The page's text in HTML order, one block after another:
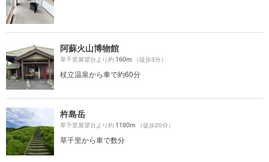
阿蘇火山博物館
草千里展望台より約160m （徒歩3分）
杖立温泉から車で約60分
杵島岳
草千里展望台より約1180m （徒歩20分）
草千里から車で数分